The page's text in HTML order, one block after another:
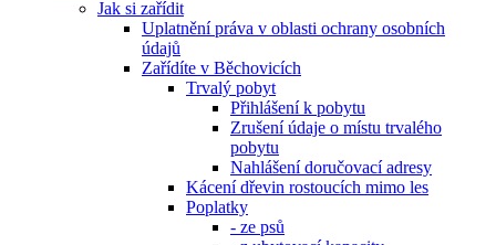
Jak si zařídit
Uplatnění práva v oblasti ochrany osobních
údajů
Zařídíte v Běchovicích
Trvalý pobyt
Přihlášení k pobytu
Zrušení údaje o místu trvalého
pobytu
Nahlášení doručovací adresy
Kácení dřevin rostoucích mimo les
Poplatky
- ze psů